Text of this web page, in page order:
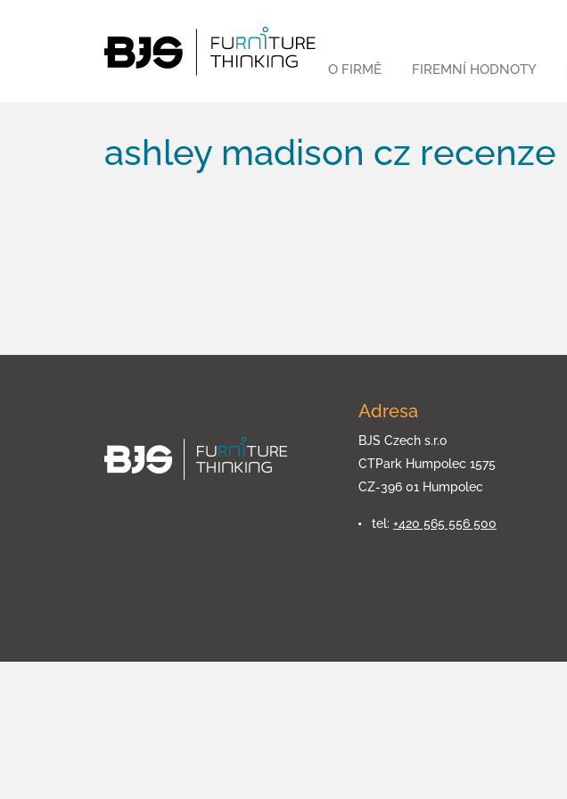
O FIRMĚ FIREMNÍ HODNOTY
ashley madison cz recenze
Adresa
BJS Czech s.r.o
CTPark Humpolec 1575
CZ-396 01 Humpolec
tel: +420 565 556 500